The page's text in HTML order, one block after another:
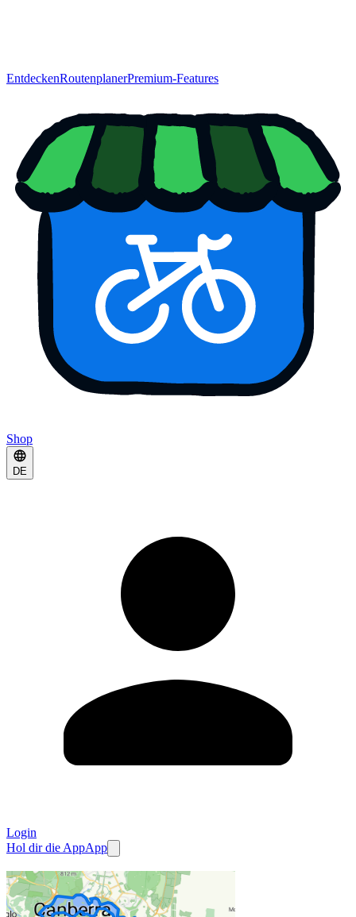
EntdeckenRoutenplanerPremium-Features
Shop
DE
Login
Hol dir die AppApp